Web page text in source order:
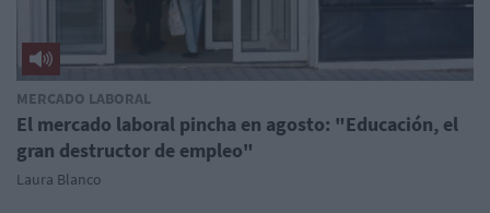
MERCADO LABORAL
El mercado laboral pincha en agosto: "Educación, el
gran destructor de empleo"
Laura Blanco